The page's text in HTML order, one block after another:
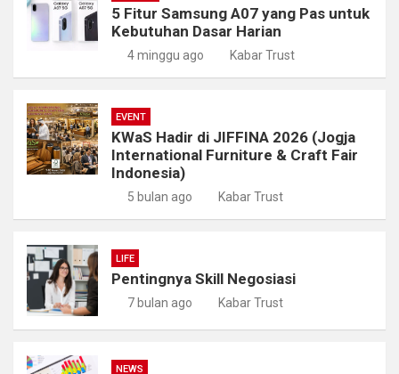
5 Fitur Samsung A07 yang Pas untuk
Kebutuhan Dasar Harian
4 minggu ago Kabar Trust
EVENT
KWaS Hadir di JIFFINA 2026 (Jogja
International Furniture & Craft Fair
Indonesia)
5 bulan ago Kabar Trust
LIFE
Pentingnya Skill Negosiasi
7 bulan ago Kabar Trust
NEWS